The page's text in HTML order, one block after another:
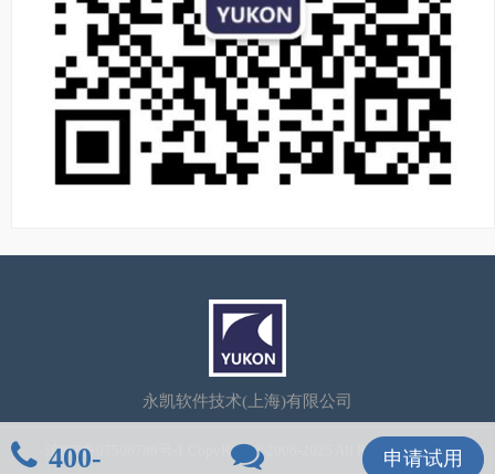
400- 申请试用
永凯软件技术(上海)有限公司
沪ICP备07506786号-1 CopyRight©2006-2025 All Rights Reserved